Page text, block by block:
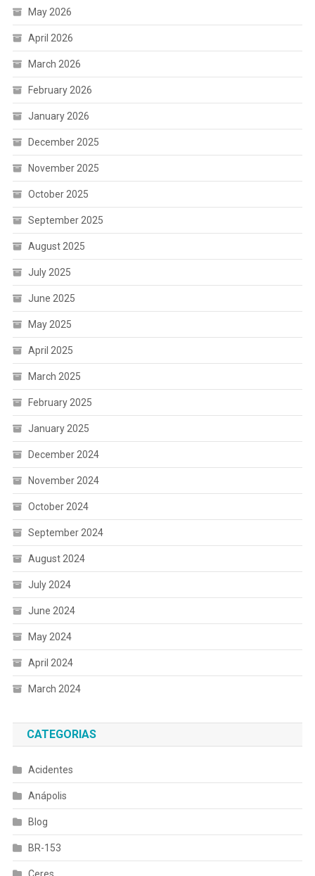
May 2026
April 2026
March 2026
February 2026
January 2026
December 2025
November 2025
October 2025
September 2025
August 2025
July 2025
June 2025
May 2025
April 2025
March 2025
February 2025
January 2025
December 2024
November 2024
October 2024
September 2024
August 2024
July 2024
June 2024
May 2024
April 2024
March 2024
CATEGORIAS
Acidentes
Anápolis
Blog
BR-153